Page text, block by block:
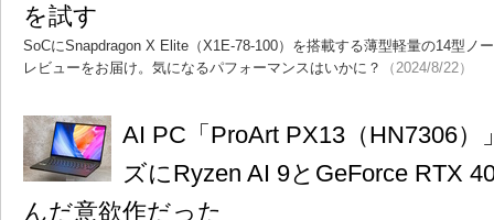
を試す
SoCにSnapdragon X Elite（X1E-78-100）を搭載する薄型軽量の14型ノ
レビューをお届け。気になるパフォーマンスはいかに？
（2024/8/22）
AI PC「ProArt PX13（HN7306
ズにRyzen AI 9とGeForce RTX
んだ意欲作だった